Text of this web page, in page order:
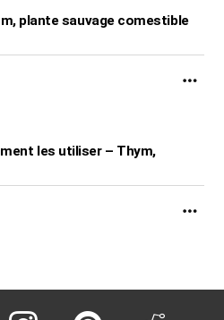
plante sauvage comestible
les utiliser – Thym,
instagram pinterest reddit